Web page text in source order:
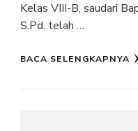
Kelas VIII-B, saudari
S.Pd. telah …
BACA SELENGKAPNYA